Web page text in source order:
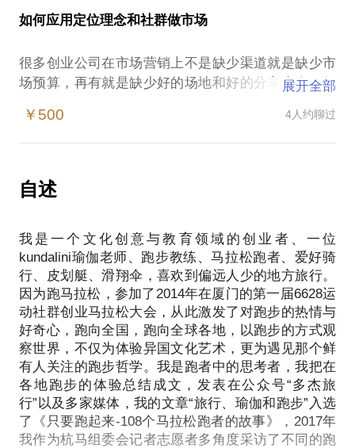
心健康，不畏挫折，坚持到底。如果你想和我一起调
吸，不断在过程中提升觉知力与自我领导力，那就准
备好了，和我一起站到起跑线上，我会为你定制科
学、系统的训练计划，陪跑你完成第一场创业马拉
松。
梦享系列—作为极客代言特斯拉
【杭马开跑】刘纯杰：我就是跑了北马的那个SB
” ；
“
跑出心声-从厦马到厦马
”；
“
夏威夷火奴鲁鲁国际马拉松
”；
“
旅行、瑜伽和跑步
”。
么？猎头都是怎么面试高级人才的？怎么样做才会被
猎头关注到？在资深猎头眼中好的职业规划长的是什
如何应用定位理念和社群做市场
很多创业公司在市场营销上不是缺少渠道就是缺少市
场预算，再有就是缺少好的场地和好的分享牛人。很
如何制定品牌和市场战略，如何确定具体战术？如何
地、无观众、无资源到现在多个场地主动免费提供、
观众、资源赞助不缺，一年举办几十场活动；
的资源与人脉、给自己精准定位、借助媒体的宣传力
量、利用多方合作整合资源；
我可以帮助你学习系统性思考，从全局角度考虑如何
制定整体市场营销的战略战术，如何整合资源，实现
展开全部
￥500 4人约聊过
自述
我是一个文化创意与教育领域的创业者、一位
kundalini瑜伽老师、跑步教练、马拉松跑者、爱好骑
行、皮划艇、滑翔伞，喜欢到偏远人少的地方旅行。
因为跑马拉松，参加了2014年在厦门的第一届6628运
动社群创业马拉松大会，从此激发了对跑步的热情与
好奇心，跑向全国，跑向全球各地，以跑步的方式观
察世界，不仅为体验异国文化艺术，更为遇见那个鲜
有人关注的跑步哲学。我是跑者中的思考者，我把在
各地跑步的体验总结成文，发表在公众号“多杰旅
行”以及多家媒体，我的文章“旅行、瑜伽和跑步”入选
了《只要跑起来-108个马拉松跑者的故事》，2017年
我作为杭马组委会记者志愿者多角度采访了不同的跑